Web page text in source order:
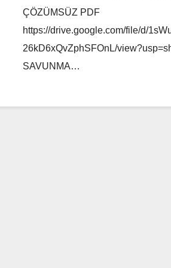
ÇÖZÜMSÜZ PDF
https://drive.google.com/file/d/
26kD6xQvZphSFOnL/
SAVUNMA…